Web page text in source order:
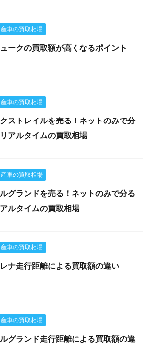
産車の買取相場
ークの買取額が高くなるポイント
産車の買取相場
ストレイルを売る！ネットのみで分
アルタイムの買取相場
産車の買取相場
グランドを売る！ネットのみで分る
ルタイムの買取相場
産車の買取相場
ナ走行距離による買取額の違い
産車の買取相場
グランド走行距離による買取額の違